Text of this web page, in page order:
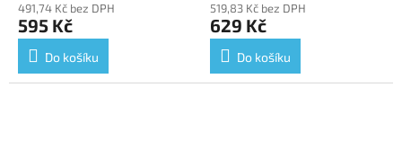
491,74 Kč bez DPH
595 Kč
Do košíku
519,83 Kč bez DPH
629 Kč
Do košíku